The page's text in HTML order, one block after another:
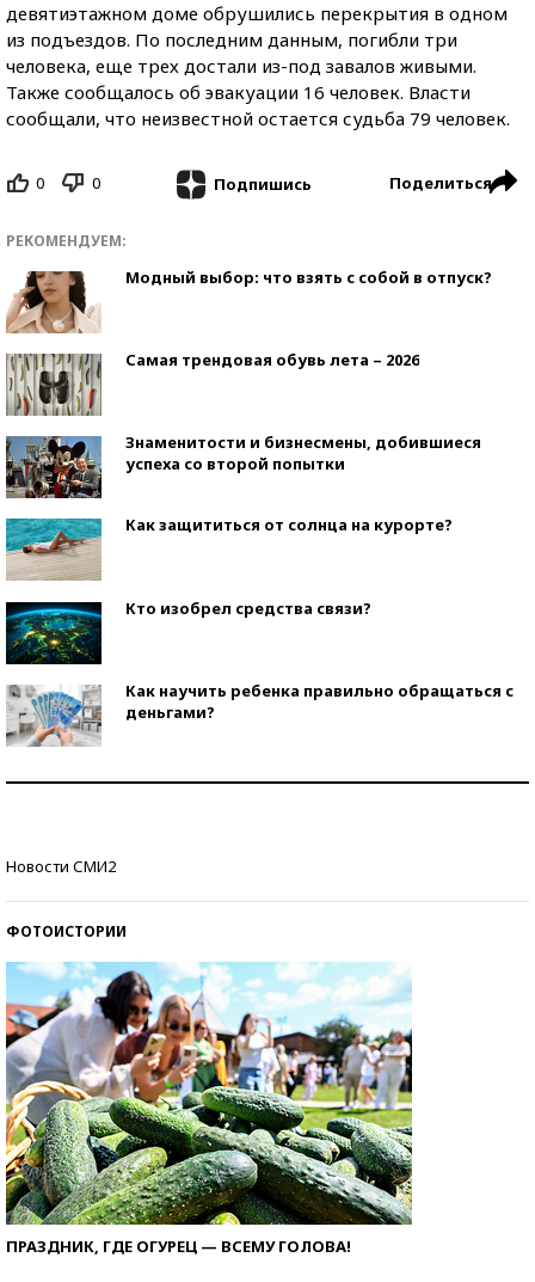
девятиэтажном доме обрушились перекрытия в одном
из подъездов. По последним данным, погибли три
человека, еще трех достали из-под завалов живыми.
Также сообщалось об эвакуации 16 человек. Власти
сообщали, что неизвестной остается судьба 79 человек.
0 0 Подпишись Поделиться
РЕКОМЕНДУЕМ:
Модный выбор: что взять с собой в отпуск?
Самая трендовая обувь лета – 2026
Знаменитости и бизнесмены, добившиеся
успеха со второй попытки
Как защититься от солнца на курорте?
Кто изобрел средства связи?
Как научить ребенка правильно обращаться с
деньгами?
Новости СМИ2
ФОТОИСТОРИИ
ПРАЗДНИК, ГДЕ ОГУРЕЦ — ВСЕМУ ГОЛОВА!